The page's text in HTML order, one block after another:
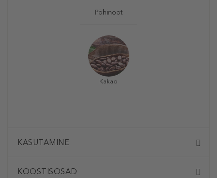
Põhinoot
Kakao
KASUTAMINE
KOOSTISOSAD